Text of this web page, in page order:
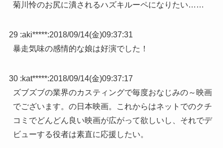
菊川怜のお尻に潰されるハズキルーペになりたい……
29 :aki*****:2018/09/14(金)09:37:31
暴走気味の感情的な娘は好演でした！
30 :kat*****:2018/09/14(金)09:37:17
ズブズブの業界のカスティングで毎度おなじみの～映画
でございます。の日本映画。これからはネットでのクチ
コミでどんどん良い映画が広がって欲しいし、それでデ
ビューする役者は素直に応援したい。